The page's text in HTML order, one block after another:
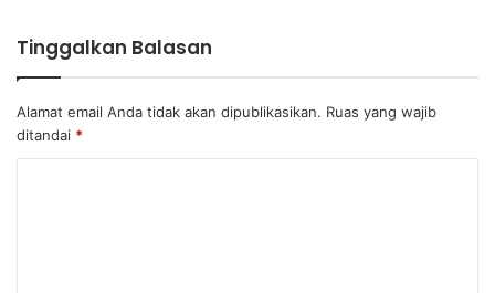
Tinggalkan Balasan
Alamat email Anda tidak akan dipublikasikan. Ruas yang wajib
ditandai *